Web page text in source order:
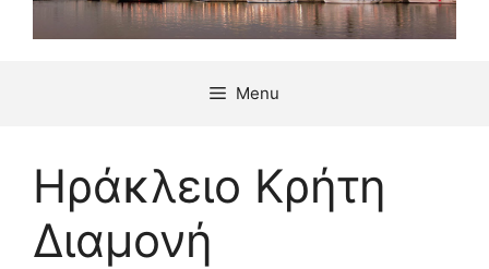
Menu
Ηράκλειο Κρήτη
Διαμονή